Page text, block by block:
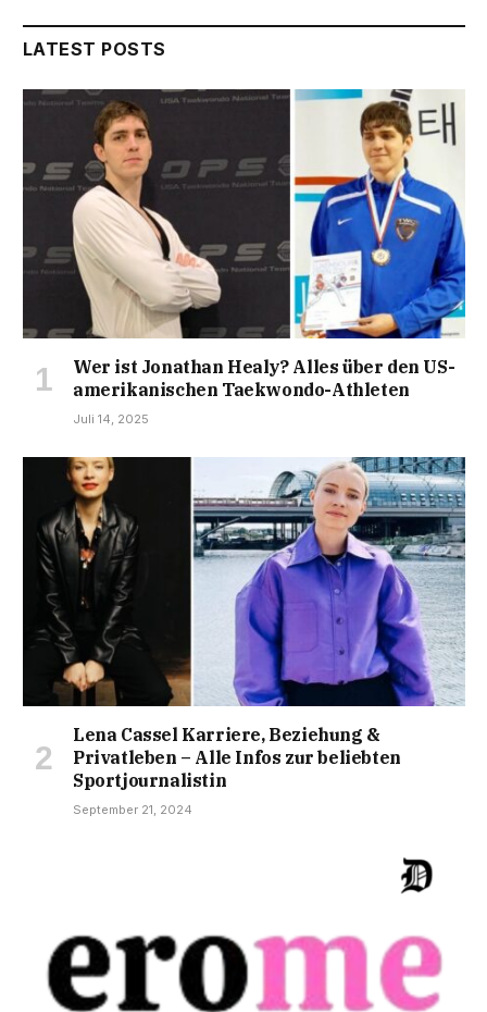
LATEST POSTS
Wer ist Jonathan Healy? Alles über den US-
amerikanischen Taekwondo-Athleten
Juli 14, 2025
Lena Cassel Karriere, Beziehung &
Privatleben – Alle Infos zur beliebten
Sportjournalistin
September 21, 2024